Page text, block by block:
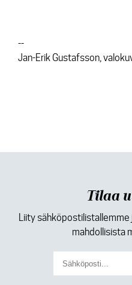
--
Jan-Erik Gustafsson,
Tilaa
Liity
mahdollisista